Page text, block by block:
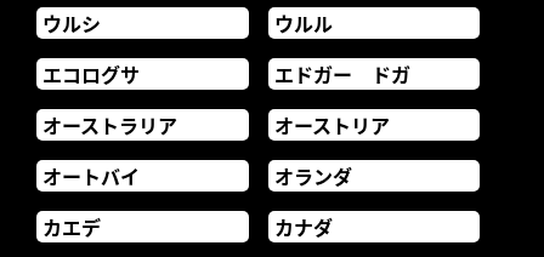
ウルシ
ウルル
エコログサ
エドガー ドガ
オーストラリア
オーストリア
オートバイ
オランダ
カエデ
カナダ